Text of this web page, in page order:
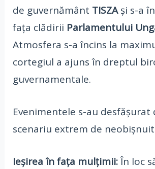
de guvernământ TISZAși s-a
fața clădirii Parlamentului
Atmosfera s-a încins la
cortegiul a ajuns în dreptul
guvernamentale.
Evenimentele s-au desfășurat
scenariu extrem de
Ieșirea în fața mulțimii:În loc